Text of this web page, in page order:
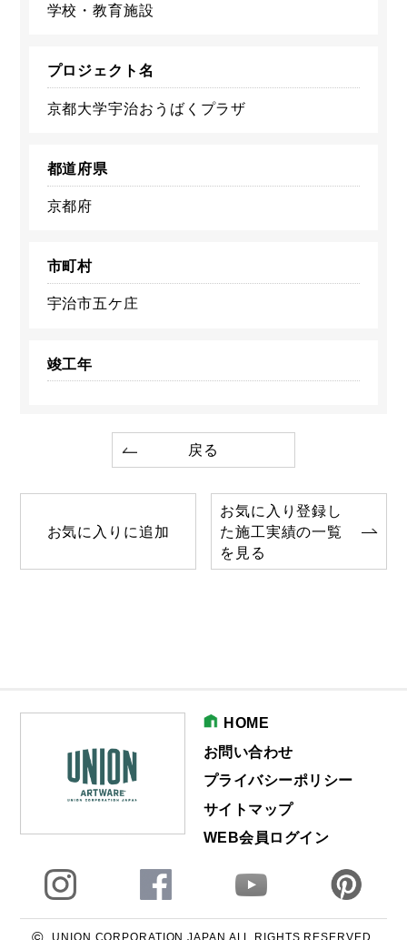
学校・教育施設
プロジェクト名
京都大学宇治おうばくプラザ
都道府県
京都府
市町村
宇治市五ケ庄
竣工年
戻る
お気に入りに追加
お気に入り登録し
た施工実績の一覧
を見る
HOME
お問い合わせ
プライバシーポリシー
サイトマップ
WEB会員ログイン
UNION CORPORATION JAPAN ALL RIGHTS RESERVED.